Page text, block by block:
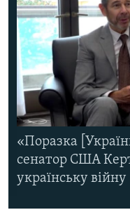
«Поразка
сенатор США
українську війну